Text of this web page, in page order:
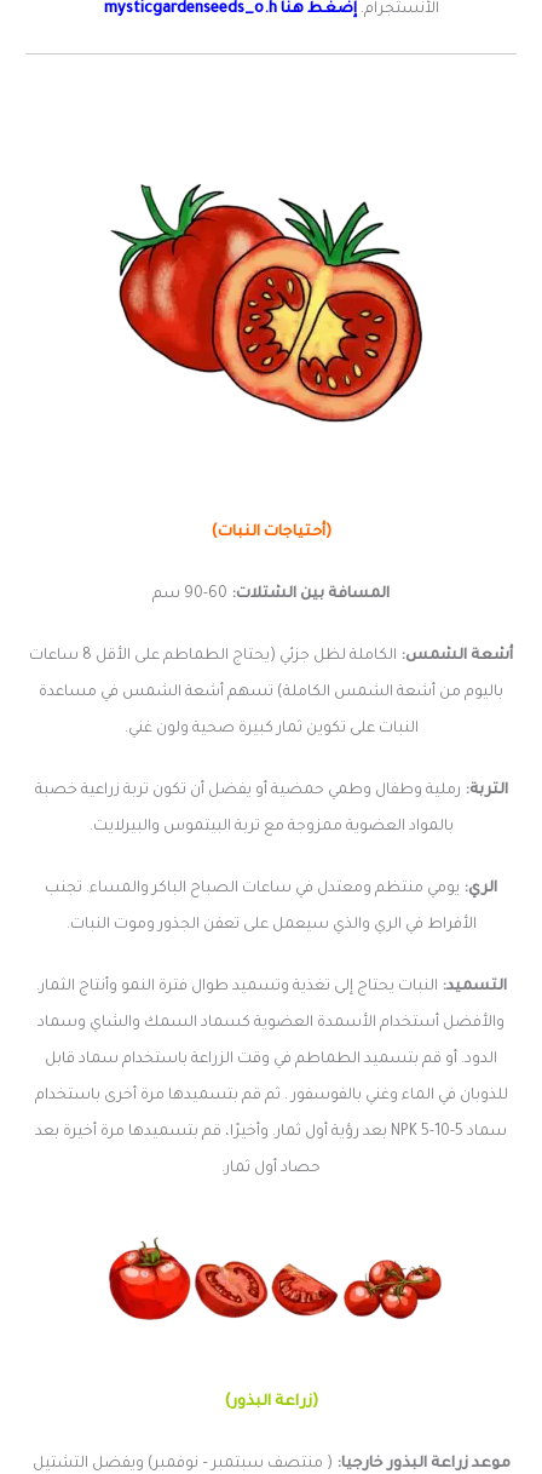
الأنستجرام.إضغط هنا mysticgardenseeds_o.h
(أحتياجات النبات)
المسافة بين الشتلات:
أشعة الشمس: الكاملة لظل جزئي (يحتاج الطماطم على الأقل 8 ساعات
باليوم من أشعة الشمس الكاملة) تسهم أشعة الشمس في مساعدة
النبات على تكوين ثمار كبيرة صحية ولون غني.
التربة: رملية وطفال وطمي حمضية أو يفضل أن تكون تربة زراعية خصبة
بالمواد العضوية ممزوجة مع تربة البيتموس والبيرلايت.
الري: يومي منتظم ومعتدل في ساعات الصباح الباكر والمساء. تجنب
الأفراط في الري والذي سيعمل على تعفن الجذور وموت النبات.
التسميد: النبات يحتاج إلى تغذية وتسميد طوال فترة النمو وأنتاج الثمار.
والأفضل أستخدام الأسمدة العضوية كسماد السمك والشاي وسماد
الدود. أو قم بتسميد الطماطم في وقت الزراعة باستخدام سماد قابل
للذوبان في الماء وغني بالفوسفور . ثم قم بتسميدها مرة أخرى باستخدام
سماد NPK 5-10-5 بعد رؤية أول ثمار. وأخيرًا، قم بتسميدها مرة أخيرة بعد
حصاد أول ثمار.
(زراعة البذور)
موعد زراعة البذور خارجيا: ( منتصف سبتمبر – نوفمبر) ويفضل التشتيل